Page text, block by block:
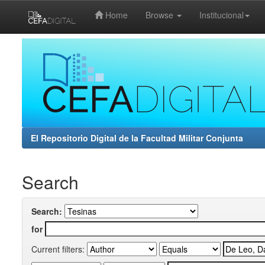
Home Browse Institucional
El Repositorio Digital de la Facultad Militar Conjunta
Search
Search:
for
Current filters: